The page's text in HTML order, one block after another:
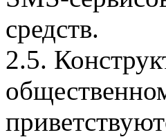
средств.
2.5.